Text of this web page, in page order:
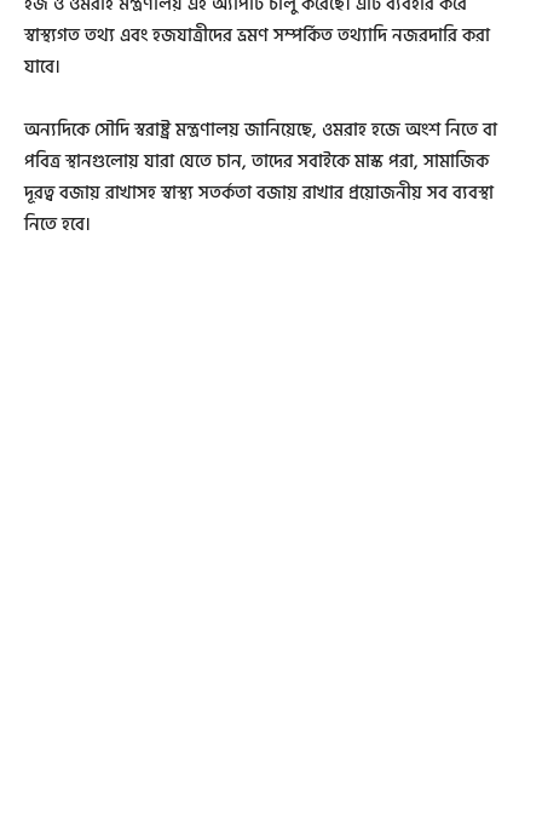
স্বাস্থ্যগত তথ্য এবং হজযাত্রীদের ভ্রমণ সম্পর্কিত তথ্যাদি নজরদারি করা
যাবে।
অন্যদিকে সৌদি স্বরাষ্ট্র মন্ত্রণালয় জানিয়েছে, ওমরাহ হজে অংশ নিতে বা
পবিত্র স্থানগুলোয় যারা যেতে চান, তাদের সবাইকে মাস্ক পরা, সামাজিক
দূরত্ব বজায় রাখাসহ স্বাস্থ্য সতর্কতা বজায় রাখার প্রয়োজনীয় সব ব্যবস্থা
নিতে হবে।